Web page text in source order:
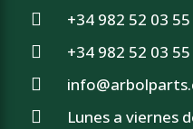
+34 982 52 03 55
+34 982 52 03 55
Lunes a viernes